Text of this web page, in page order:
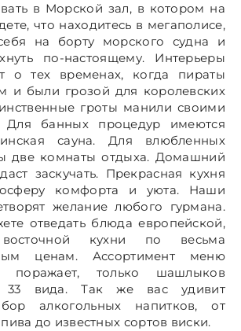
в Морской зал, в котором на
что находитесь в мегаполисе,
себя на борту морского судна и
по-настоящему. Интерьеры
о тех временах, когда пираты
и были грозой для королевских
гроты манили своими
Для банных процедур имеются
сауна. Для влюбленных
две комнаты отдыха. Домашний
заскучать. Прекрасная кухня
комфорта и уюта. Наши
желание любого гурмана.
отведать блюда европейской,
кухни по весьма
ценам. Ассортимент меню
поражает, только шашлыков
33 вида. Так же вас удивит
алкогольных напитков, от
до известных сортов виски.